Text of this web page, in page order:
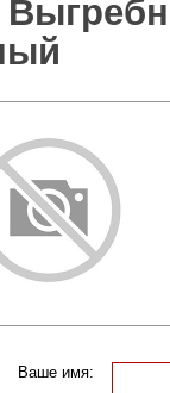
Ваше имя: